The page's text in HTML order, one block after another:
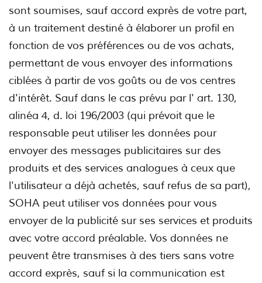
sont soumises, sauf accord exprès de votre part,
à un traitement destiné à élaborer un profil en
fonction de vos préférences ou de vos achats,
permettant de vous envoyer des informations
ciblées à partir de vos goûts ou de vos centres
d'intérêt. Sauf dans le cas prévu par l' art. 130,
alinéa 4, d. loi 196/2003 (qui prévoit que le
responsable peut utiliser les données pour
envoyer des messages publicitaires sur des
produits et des services analogues à ceux que
l'utilisateur a déjà achetés, sauf refus de sa part),
SOHA peut utiliser vos données pour vous
envoyer de la publicité sur ses services et produits
avec votre accord préalable. Vos données ne
peuvent être transmises à des tiers sans votre
accord exprès, sauf si la communication est